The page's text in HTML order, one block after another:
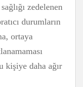
zedelenen
durumların
ortaya
kişiye daha ağır